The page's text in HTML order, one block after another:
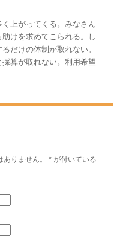
上がってくる。みなさん
けを求めてこられる。し
だけの体制が取れない。
算が取れない。利用希望
りません。 * が付いている